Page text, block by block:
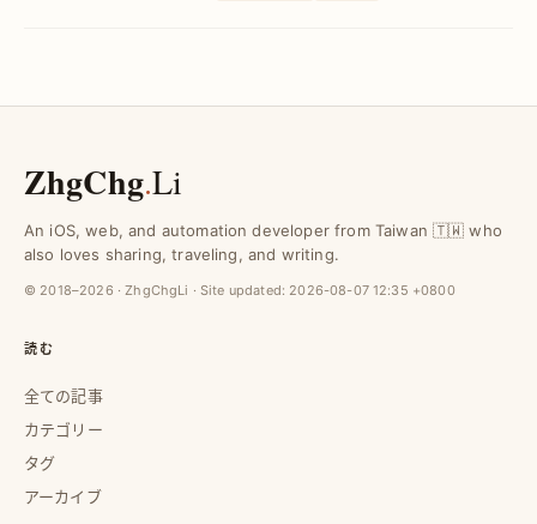
ZhgChg.Li
An iOS, web, and automation developer from Taiwan 🇹🇼 who
also loves sharing, traveling, and writing.
© 2018–2026 · ZhgChgLi · Site updated: 2026-08-07 12:35 +0800
読む
全ての記事
カテゴリー
タグ
アーカイブ